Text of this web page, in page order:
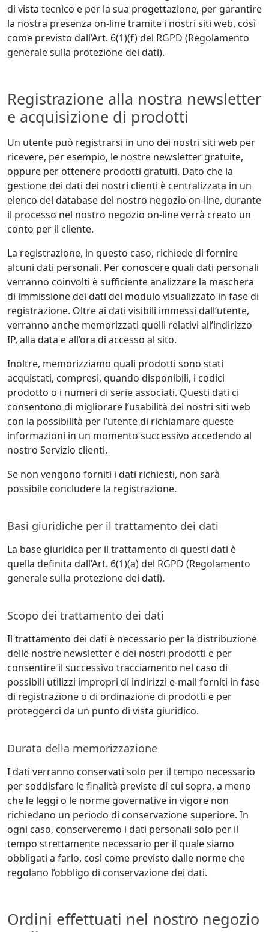
di vista tecnico e per la sua progettazione, per garantire
la nostra presenza on-line tramite i nostri siti web, così
come previsto dall’Art. 6(1)(f) del RGPD (Regolamento
generale sulla protezione dei dati).
Registrazione alla nostra newsletter
e acquisizione di prodotti
Un utente può registrarsi in uno dei nostri siti web per
ricevere, per esempio, le nostre newsletter gratuite,
oppure per ottenere prodotti gratuiti. Dato che la
gestione dei dati dei nostri clienti è centralizzata in un
elenco del database del nostro negozio on-line, durante
il processo nel nostro negozio on-line verrà creato un
conto per il cliente.
La registrazione, in questo caso, richiede di fornire
alcuni dati personali. Per conoscere quali dati personali
verranno coinvolti è sufficiente analizzare la maschera
di immissione dei dati del modulo visualizzato in fase di
registrazione. Oltre ai dati visibili immessi dall’utente,
verranno anche memorizzati quelli relativi all’indirizzo
IP, alla data e all’ora di accesso al sito.
Inoltre, memorizziamo quali prodotti sono stati
acquistati, compresi, quando disponibili, i codici
prodotto o i numeri di serie associati. Questi dati ci
consentono di migliorare l’usabilità dei nostri siti web
con la possibilità per l’utente di richiamare queste
informazioni in un momento successivo accedendo al
nostro Servizio clienti.
Se non vengono forniti i dati richiesti, non sarà
possibile concludere la registrazione.
Basi giuridiche per il trattamento dei dati
La base giuridica per il trattamento di questi dati è
quella definita dall’Art. 6(1)(a) del RGPD (Regolamento
generale sulla protezione dei dati).
Scopo dei trattamento dei dati
Il trattamento dei dati è necessario per la distribuzione
delle nostre newsletter e dei nostri prodotti e per
consentire il successivo tracciamento nel caso di
possibili utilizzi impropri di indirizzi e-mail forniti in fase
di registrazione o di ordinazione di prodotti e per
proteggerci da un punto di vista giuridico.
Durata della memorizzazione
I dati verranno conservati solo per il tempo necessario
per soddisfare le finalità previste di cui sopra, a meno
che le leggi o le norme governative in vigore non
richiedano un periodo di conservazione superiore. In
ogni caso, conserveremo i dati personali solo per il
tempo strettamente necessario per il quale siamo
obbligati a farlo, così come previsto dalle norme che
regolano l’obbligo di conservazione dei dati.
Ordini effettuati nel nostro negozio